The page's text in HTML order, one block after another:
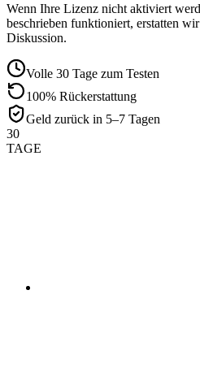
Wenn Ihre Lizenz nicht aktiviert
beschrieben funktioniert, erstatten
Diskussion.
Volle 30 Tage zum Testen
100% Rückerstattung
Geld zurück in 5–7 Tagen
30
TAGE